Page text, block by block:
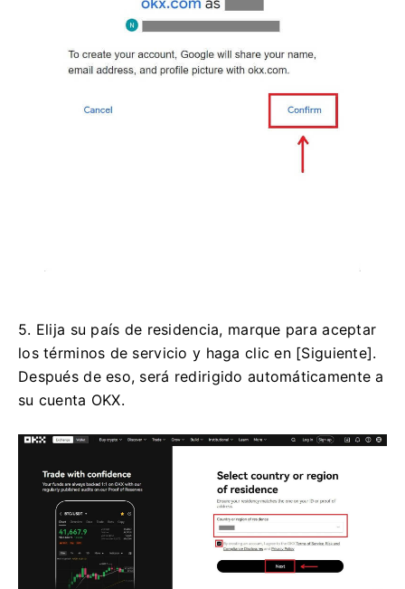
5. Elija su país de residencia, marque para aceptar
los términos de servicio y haga clic en [Siguiente].
Después de eso, será redirigido automáticamente a
su cuenta OKX.